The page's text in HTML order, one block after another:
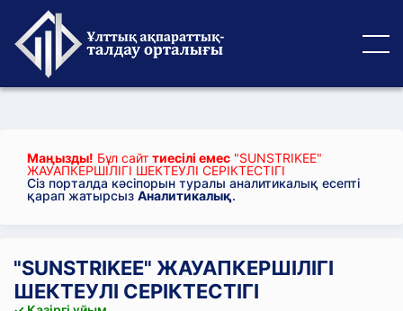
Маңызды! Бұл сайт тиесілі емес "SUNSTRIKEE"
ЖАУАПКЕРШІЛІГІ ШЕКТЕУЛІ СЕРІКТЕСТІГІ
Сіз порталда кәсіпорын туралы аналитикалық есепті
қарап жатырсыз Аналитикалық.
"SUNSTRIKEE" ЖАУАПКЕРШІЛІГІ
ШЕКТЕУЛІ СЕРІКТЕСТІГІ